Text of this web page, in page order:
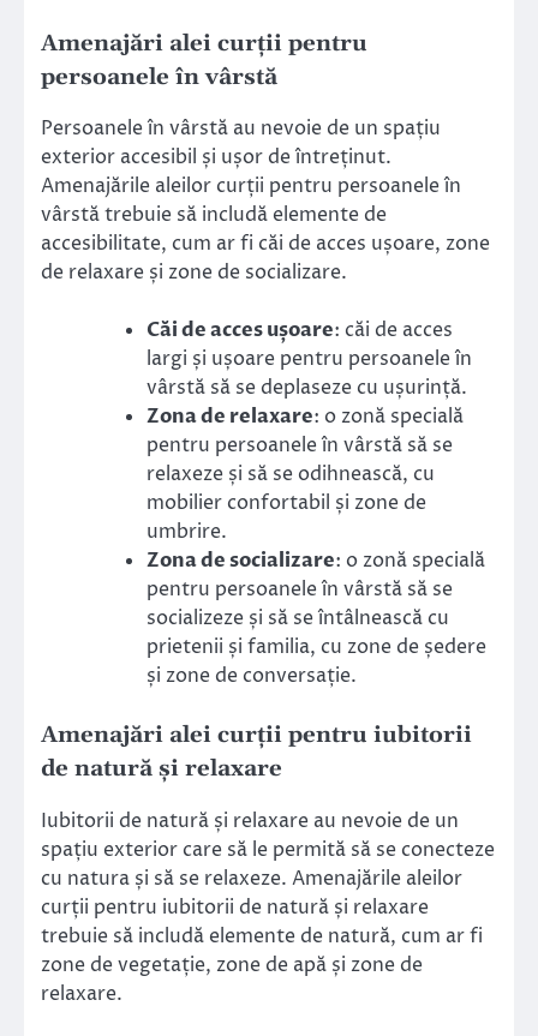
Amenajări alei curții pentru
persoanele în vârstă
Persoanele în vârstă au nevoie de un spațiu
exterior accesibil și ușor de întreținut.
Amenajările aleilor curții pentru persoanele în
vârstă trebuie să includă elemente de
accesibilitate, cum ar fi căi de acces ușoare, zone
de relaxare și zone de socializare.
Căi de acces ușoare: căi de acces
largi și ușoare pentru persoanele în
vârstă să se deplaseze cu ușurință.
Zona de relaxare: o zonă specială
pentru persoanele în vârstă să se
relaxeze și să se odihnească, cu
mobilier confortabil și zone de
umbrire.
Zona de socializare: o zonă specială
pentru persoanele în vârstă să se
socializeze și să se întâlnească cu
prietenii și familia, cu zone de ședere
și zone de conversație.
Amenajări alei curții pentru iubitorii
de natură și relaxare
Iubitorii de natură și relaxare au nevoie de un
spațiu exterior care să le permită să se conecteze
cu natura și să se relaxeze. Amenajările aleilor
curții pentru iubitorii de natură și relaxare
trebuie să includă elemente de natură, cum ar fi
zone de vegetație, zone de apă și zone de
relaxare.